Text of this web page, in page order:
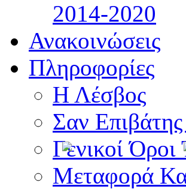
2014-2020
Ανακοινώσεις
Πληροφορίες
Η Λέσβος
Σαν
Γενικοί Όροι
Μεταφορά